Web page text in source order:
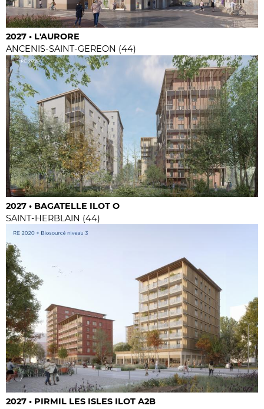
2027 • L'AURORE
ANCENIS-SAINT-GEREON (44)
2027 • BAGATELLE ILOT O
SAINT-HERBLAIN (44)
2027 • PIRMIL LES ISLES ILOT A2B